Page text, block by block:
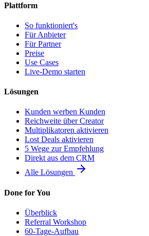
Plattform
So funktioniert's
Für Anbieter
Für Partner
Preise
Use Cases
Live-Demo starten
Lösungen
Kunden werben Kunden
Reichweite über Creator
Multiplikatoren aktivieren
Lost Deals aktivieren
5 Wege zur Empfehlung
Direkt aus dem CRM
Alle Lösungen
Done for You
Überblick
Referral Workshop
60-Tage-Aufbau